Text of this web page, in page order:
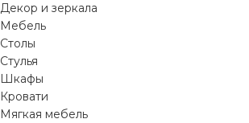
Декор и зеркала
Мебель
Столы
Стулья
Шкафы
Кровати
Мягкая мебель